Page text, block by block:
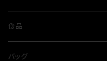
春夏
オールシーズン
スカート
ブラウス
アルガンオイル
シルバー
ネックレス
食品
スパイス
バッグ